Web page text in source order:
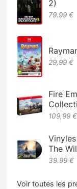
2)
79.99 €
29,99 €
Fire
109,99 €
The
39.99 €
Voir toutes les